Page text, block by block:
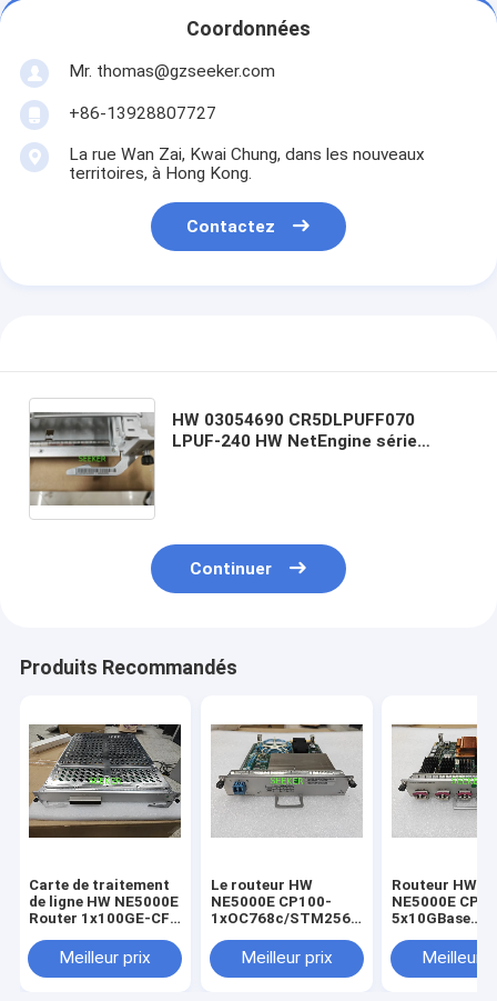
Coordonnées
Mr. thomas@gzseeker.com
+86-13928807727
La rue Wan Zai, Kwai Chung, dans les nouveaux
territoires, à Hong Kong.
Contactez
HW 03054690 CR5DLPUFF070
LPUF-240 HW NetEngine série
Continuer
Produits Recommandés
Carte de traitement
de ligne HW NE5000E
Router 1x100GE-CFP
CR5D00E1NC60
Meilleur prix
Le routeur HW
NE5000E CP100-
1xOC768c/STM256c
CR5D00P1MZ60
Meilleur prix
Routeur HW
NE5000E
5x10GBase
03030MCX
Meilleur